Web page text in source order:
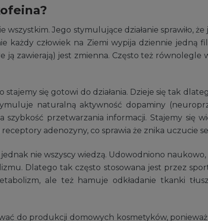
wszystkim. Jego stymulujące działanie sprawiło,
każdy człowiek na Ziemi wypija dziennie jedną
zawierają) jest zmienna. Często też równolegle
się gotowi do działania. Dzieje się tak
naturalną aktywność dopaminy
szybkość przetwarzania informacji. Stajemy się
adenozyny, co sprawia że znika uczucie
nie wszyscy wiedzą. Udowodniono
Dlatego tak często stosowana jest przez
ale też hamuje odkładanie tkanki
do produkcji domowych kosmetyków,